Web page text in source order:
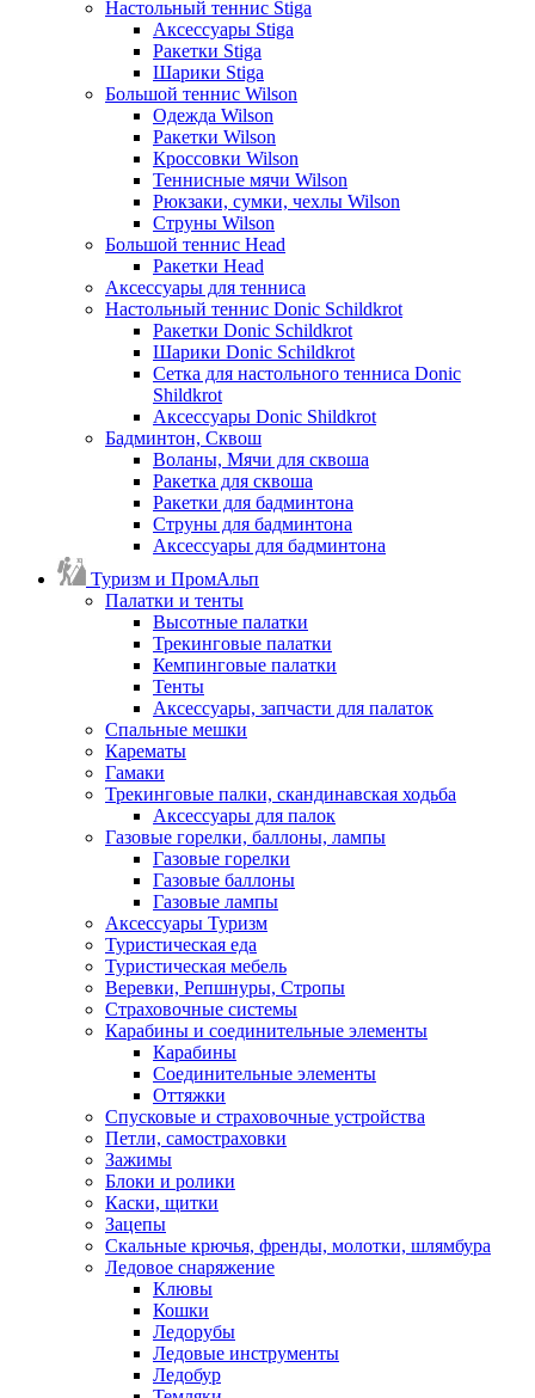
Настольный теннис Stiga
Аксессуары Stiga
Ракетки Stiga
Шарики Stiga
Большой теннис Wilson
Одежда Wilson
Ракетки Wilson
Кроссовки Wilson
Теннисные мячи Wilson
Рюкзаки, сумки, чехлы Wilson
Струны Wilson
Большой теннис Head
Ракетки Head
Аксессуары для тенниса
Настольный теннис Donic Schildkrot
Ракетки Donic Schildkrot
Шарики Donic Schildkrot
Сетка для настольного тенниса Donic
Shildkrot
Аксессуары Donic Shildkrot
Бадминтон, Сквош
Воланы, Мячи для сквоша
Ракетка для сквоша
Ракетки для бадминтона
Струны для бадминтона
Аксессуары для бадминтона
Туризм и ПромАльп
Палатки и тенты
Высотные палатки
Трекинговые палатки
Кемпинговые палатки
Тенты
Аксессуары, запчасти для палаток
Спальные мешки
Карематы
Гамаки
Трекинговые палки, скандинавская ходьба
Аксессуары для палок
Газовые горелки, баллоны, лампы
Газовые горелки
Газовые баллоны
Газовые лампы
Аксессуары Туризм
Туристическая еда
Туристическая мебель
Веревки, Репшнуры, Стропы
Страховочные системы
Карабины и соединительные элементы
Карабины
Соединительные элементы
Оттяжки
Спусковые и страховочные устройства
Петли, самостраховки
Зажимы
Блоки и ролики
Каски, щитки
Зацепы
Скальные крючья, френды, молотки, шлямбура
Ледовое снаряжение
Клювы
Кошки
Ледорубы
Ледовые инструменты
Ледобур